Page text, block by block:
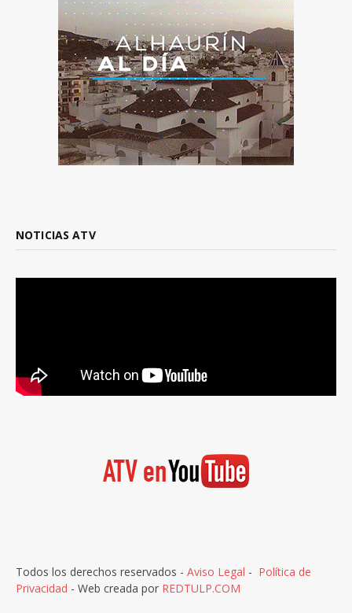
NOTICIAS ATV
Todos los derechos reservados - Aviso Legal - Política de
Privacidad - Web creada por REDTULP.COM